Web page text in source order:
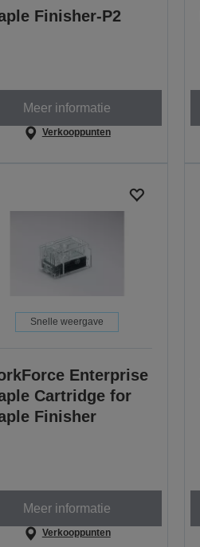
Finisher-P2
Meer informatie
Verkooppunten
Snelle weergave
Enterprise
Cartridge for
Finisher
Meer informatie
Verkooppunten